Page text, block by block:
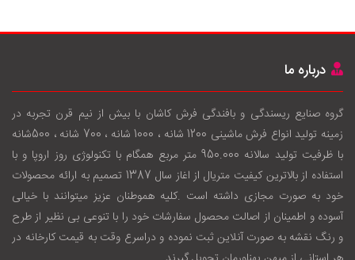
درباره ما
گروه صنایع ریسندگی و بافندگی فرش کاشان با بيش از نيم قرن تجربه در
زمينه توليد انواع فرش ماشینی 1200 شانه ، 1000 شانه ، 700 شانه ، 500شانه
با ظرفيت توليد سالانه 950.000 متر مربع همگام با تکنولوژی روز اروپا و با
استفاده از بالاترين کيفيت متريال از اغاز سال 1387 تصميم به ارائه محصولات
خود به صورت مجازی داشته است .کليه هموطنان عزيز ميتوانند با خيالی
آسوده و اطمينان از اصالت محصول سفارشات خود را با تنوعی بی نظير از طرح
و رنگ نقشه به صورت آنلاين ثبت نموده و دراسرع وقت به قيمت کارخانه در